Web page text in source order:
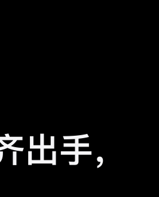
出手，